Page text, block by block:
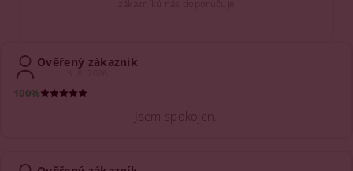
Ověřený zákazník
100%
Jsem spokojen.